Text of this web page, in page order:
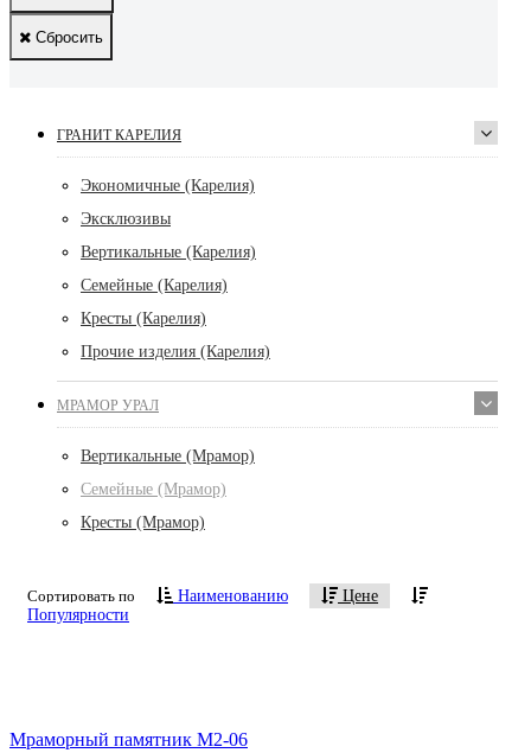
Сбросить
ГРАНИТ КАРЕЛИЯ
Экономичные (Карелия)
Эксклюзивы
Вертикальные (Карелия)
Семейные (Карелия)
Кресты (Карелия)
Прочие изделия (Карелия)
МРАМОР УРАЛ
Вертикальные (Мрамор)
Семейные (Мрамор)
Кресты (Мрамор)
Сортировать по Наименованию
Цене
Популярности
Мраморный памятник М2-06